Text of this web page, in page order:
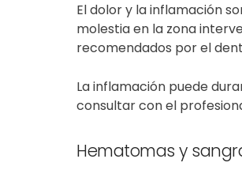
El dolor y la inflamación
molestia en la zona
recomendados por el
La inflamación puede
consultar con el
Hematomas y